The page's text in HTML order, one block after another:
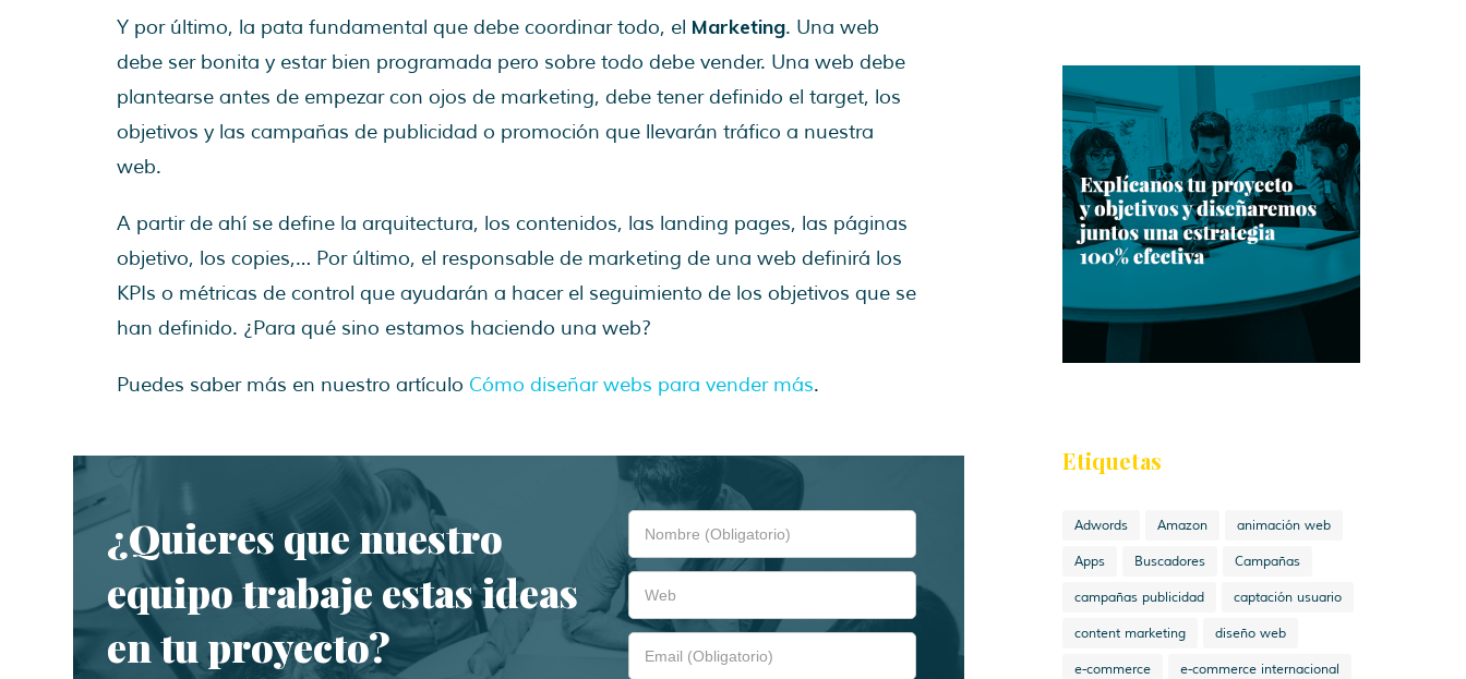
Y por último, la pata fundamental que debe coordinar todo, el Marketing. Una web
debe ser bonita y estar bien programada pero sobre todo debe vender. Una web debe
plantearse antes de empezar con ojos de marketing, debe tener definido el target, los
objetivos y las campañas de publicidad o promoción que llevarán tráfico a nuestra
web.
A partir de ahí se define la arquitectura, los contenidos, las landing pages, las páginas
objetivo, los copies,… Por último, el responsable de marketing de una web definirá los
KPIs o métricas de control que ayudarán a hacer el seguimiento de los objetivos que se
han definido. ¿Para qué sino estamos haciendo una web?
Puedes saber más en nuestro artículo Cómo diseñar webs para vender más.
¿Quieres que nuestro
equipo trabaje estas ideas
en tu proyecto?
Etiquetas
Adwords Amazon animación web
Apps Buscadores Campañas
campañas publicidad captación usuario
content marketing diseño web
e-commerce e-commerce internacional